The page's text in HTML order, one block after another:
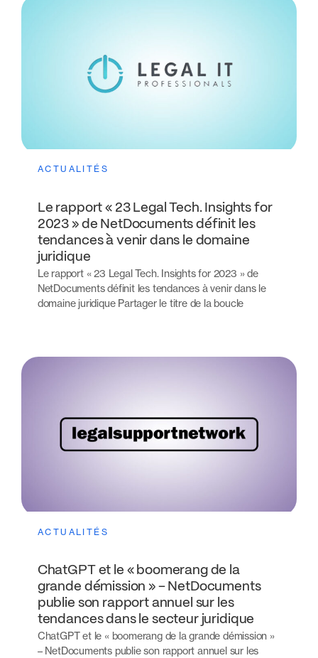
ACTUALITÉS
Le rapport « 23 Legal Tech. Insights for
2023 » de NetDocuments définit les
tendances à venir dans le domaine
juridique
Le rapport « 23 Legal Tech. Insights for 2023 » de
NetDocuments définit les tendances à venir dans le
domaine juridique Partager le titre de la boucle
ACTUALITÉS
ChatGPT et le « boomerang de la
grande démission » – NetDocuments
publie son rapport annuel sur les
tendances dans le secteur juridique
ChatGPT et le « boomerang de la grande démission »
– NetDocuments publie son rapport annuel sur les